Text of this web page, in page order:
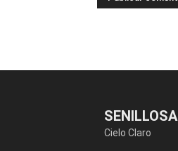
SENILLOSA
Cielo Claro